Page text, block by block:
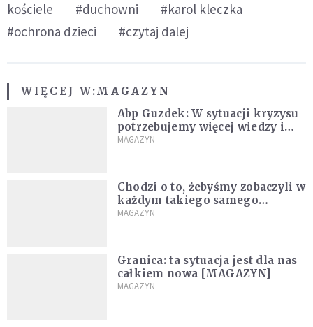
kościele
#duchowni
#karol kleczka
#ochrona dzieci
#czytaj dalej
WIĘCEJ W:MAGAZYN
Abp Guzdek: W sytuacji kryzysu
potrzebujemy więcej wiedzy i
rozumu niż emocji [WYWIAD]
MAGAZYN
Chodzi o to, żebyśmy zobaczyli w
każdym takiego samego
człowieka [WYWIAD]
MAGAZYN
Granica: ta sytuacja jest dla nas
całkiem nowa [MAGAZYN]
MAGAZYN